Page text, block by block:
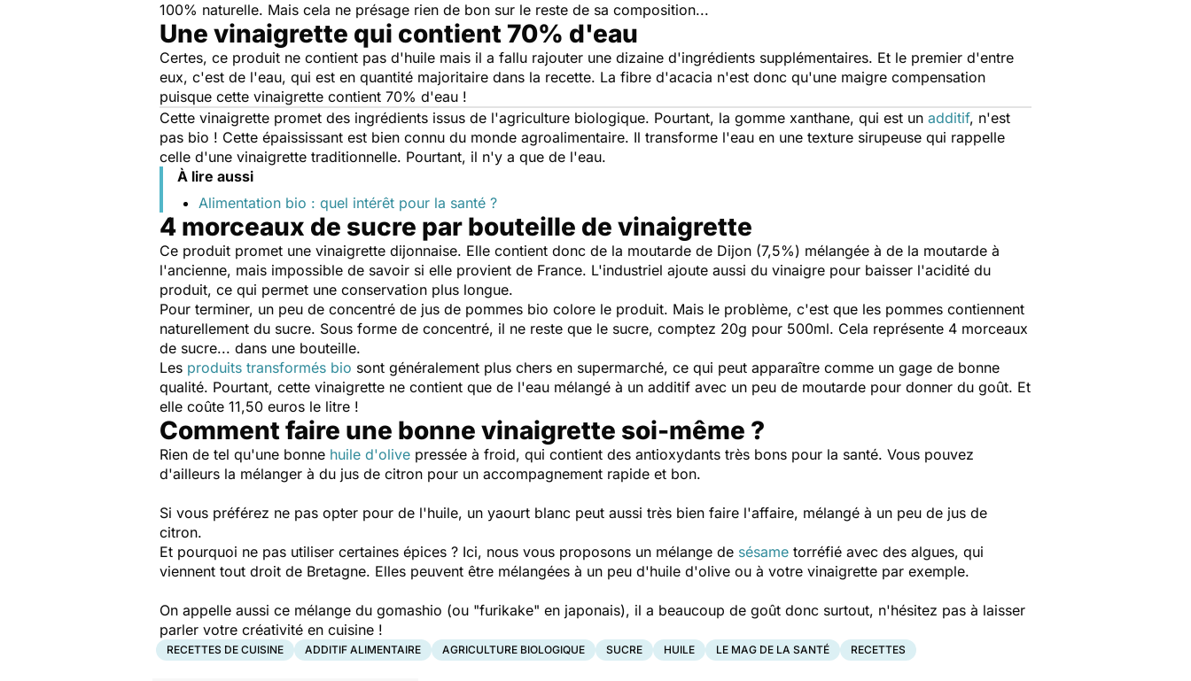
100% naturelle. Mais cela ne présage rien de bon sur le reste de sa composition...
Une vinaigrette qui contient 70% d'eau
Certes, ce produit ne contient pas d'huile mais il a fallu rajouter une dizaine d'ingrédients supplémentaires. Et le premier d'entre
eux, c'est de l'eau, qui est en quantité majoritaire dans la recette. La fibre d'acacia n'est donc qu'une maigre compensation
puisque cette vinaigrette contient 70% d'eau !
Cette vinaigrette promet des ingrédients issus de l'agriculture biologique. Pourtant, la gomme xanthane, qui est un additif, n'est
pas bio ! Cette épaississant est bien connu du monde agroalimentaire. Il transforme l'eau en une texture sirupeuse qui rappelle
celle d'une vinaigrette traditionnelle. Pourtant, il n'y a que de l'eau.
À lire aussi
Alimentation bio : quel intérêt pour la santé ?
4 morceaux de sucre par bouteille de vinaigrette
Ce produit promet une vinaigrette dijonnaise. Elle contient donc de la moutarde de Dijon (7,5%) mélangée à de la moutarde à
l'ancienne, mais impossible de savoir si elle provient de France. L'industriel ajoute aussi du vinaigre pour baisser l'acidité du
produit, ce qui permet une conservation plus longue.
Pour terminer, un peu de concentré de jus de pommes bio colore le produit. Mais le problème, c'est que les pommes contiennent
naturellement du sucre. Sous forme de concentré, il ne reste que le sucre, comptez 20g pour 500ml. Cela représente 4 morceaux
de sucre... dans une bouteille.
Les produits transformés bio sont généralement plus chers en supermarché, ce qui peut apparaître comme un gage de bonne
qualité. Pourtant, cette vinaigrette ne contient que de l'eau mélangé à un additif avec un peu de moutarde pour donner du goût. Et
elle coûte 11,50 euros le litre !
Comment faire une bonne vinaigrette soi-même ?
Rien de tel qu'une bonne huile d'olive pressée à froid, qui contient des antioxydants très bons pour la santé. Vous pouvez
d'ailleurs la mélanger à du jus de citron pour un accompagnement rapide et bon.
Si vous préférez ne pas opter pour de l'huile, un yaourt blanc peut aussi très bien faire l'affaire, mélangé à un peu de jus de
citron.
Et pourquoi ne pas utiliser certaines épices ? Ici, nous vous proposons un mélange de sésame torréfié avec des algues, qui
viennent tout droit de Bretagne. Elles peuvent être mélangées à un peu d'huile d'olive ou à votre vinaigrette par exemple.
On appelle aussi ce mélange du gomashio (ou "furikake" en japonais), il a beaucoup de goût donc surtout, n'hésitez pas à laisser
parler votre créativité en cuisine !
RECETTES DE CUISINE ADDITIF ALIMENTAIRE AGRICULTURE BIOLOGIQUE SUCRE HUILE LE MAG DE LA SANTÉ RECETTES